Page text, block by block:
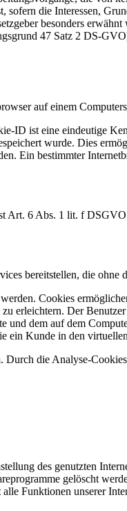
sofern die Interessen,
besonders
47 Satz 2 DS-
auf einem
ID ist eine eindeutige
wurde. Dies
Ein bestimmter
Art. 6 Abs. 1 lit. f
bereitstellen, die
Cookies
erleichtern. Der
dem auf dem
Kunde in den
die Analyse-
des genutzten
gelöscht
Funktionen unserer